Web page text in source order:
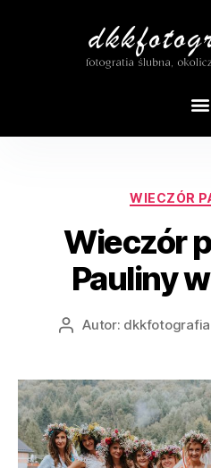
WIECZÓR
Wieczór
Pauliny
Autor: